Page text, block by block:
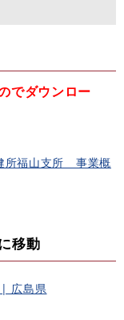
でダウンロー
所福山支所 事業概
移動
| 広島県